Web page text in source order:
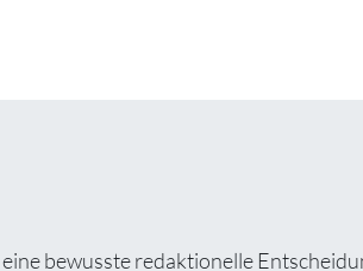
bewusste redaktionelle